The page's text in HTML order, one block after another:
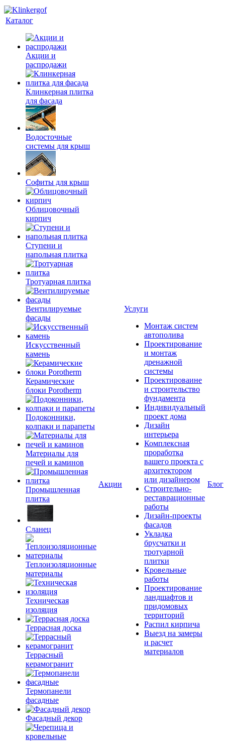
Каталог
Акции и
распродажи
Клинкерная плитка
для фасада
Водосточные
системы для крыш
Софиты для крыш
Облицовочный
кирпич
Ступени и
напольная плитка
Тротуарная плитка
Вентилируемые
фасады
Искусственный
камень
Керамические
блоки Porotherm
Подоконники,
колпаки и парапеты
Материалы для
печей и каминов
Промышленная
плитка
Сланец
Теплоизоляционные
материалы
Техническая
изоляция
Террасная доска
Террасный
керамогранит
Термопанели
фасадные
Фасадный декор
Акции
Услуги
Монтаж систем
автополива
Проектирование
и монтаж
дренажной
системы
Проектироваине
и строительство
фундамента
Индивидуальный
проект дома
Дизайн
интерьера
Комплексная
проработка
вашего проекта с
архитектором
или дизайнером
Строительно-
реставрационные
работы
Дизайн-проекты
фасадов
Укладка
брусчатки и
тротуарной
плитки
Кровельные
работы
Проектирование
ландшафтов и
придомовых
территорий
Распил кирпича
Выезд на замеры
и расчет
материалов
Блог